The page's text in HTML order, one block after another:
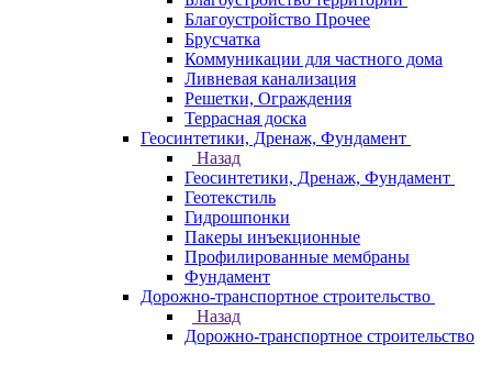
Благоустройство Прочее
Брусчатка
Коммуникации для частного дома
Ливневая канализация
Решетки, Ограждения
Террасная доска
Геосинтетики, Дренаж, Фундамент
Назад
Геосинтетики, Дренаж, Фундамент
Геотекстиль
Гидрошпонки
Пакеры инъекционные
Профилированные мембраны
Фундамент
Дорожно-транспортное строительство
Назад
Дорожно-транспортное строительство